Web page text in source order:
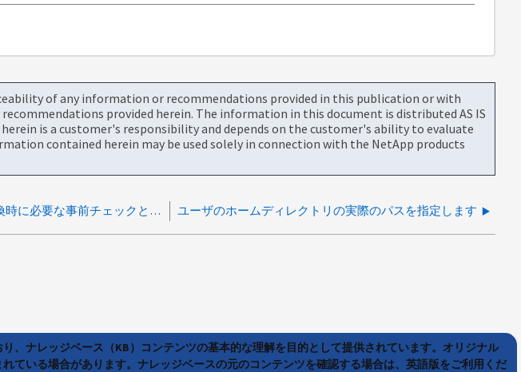
of any information or recommendations provided in this publication or with
provided herein. The information in this document is distributed AS IS
is a customer's responsibility and depends on the customer's ability to evaluate
contained herein may be used solely in connection with the NetApp products
ネットワーク スイッチ交換時に必要な事前チェックと事後チェックのコマンドは何ですか？ ユーザのホームディレクトリの実際のパスを指定します
、ナレッジベース（KB）コンテンツの基本的な理解を目的として提供されています。オリジナル
ている場合があります。ナレッジベースの元のコンテンツを確認する場合は、英語版をご利用くだ